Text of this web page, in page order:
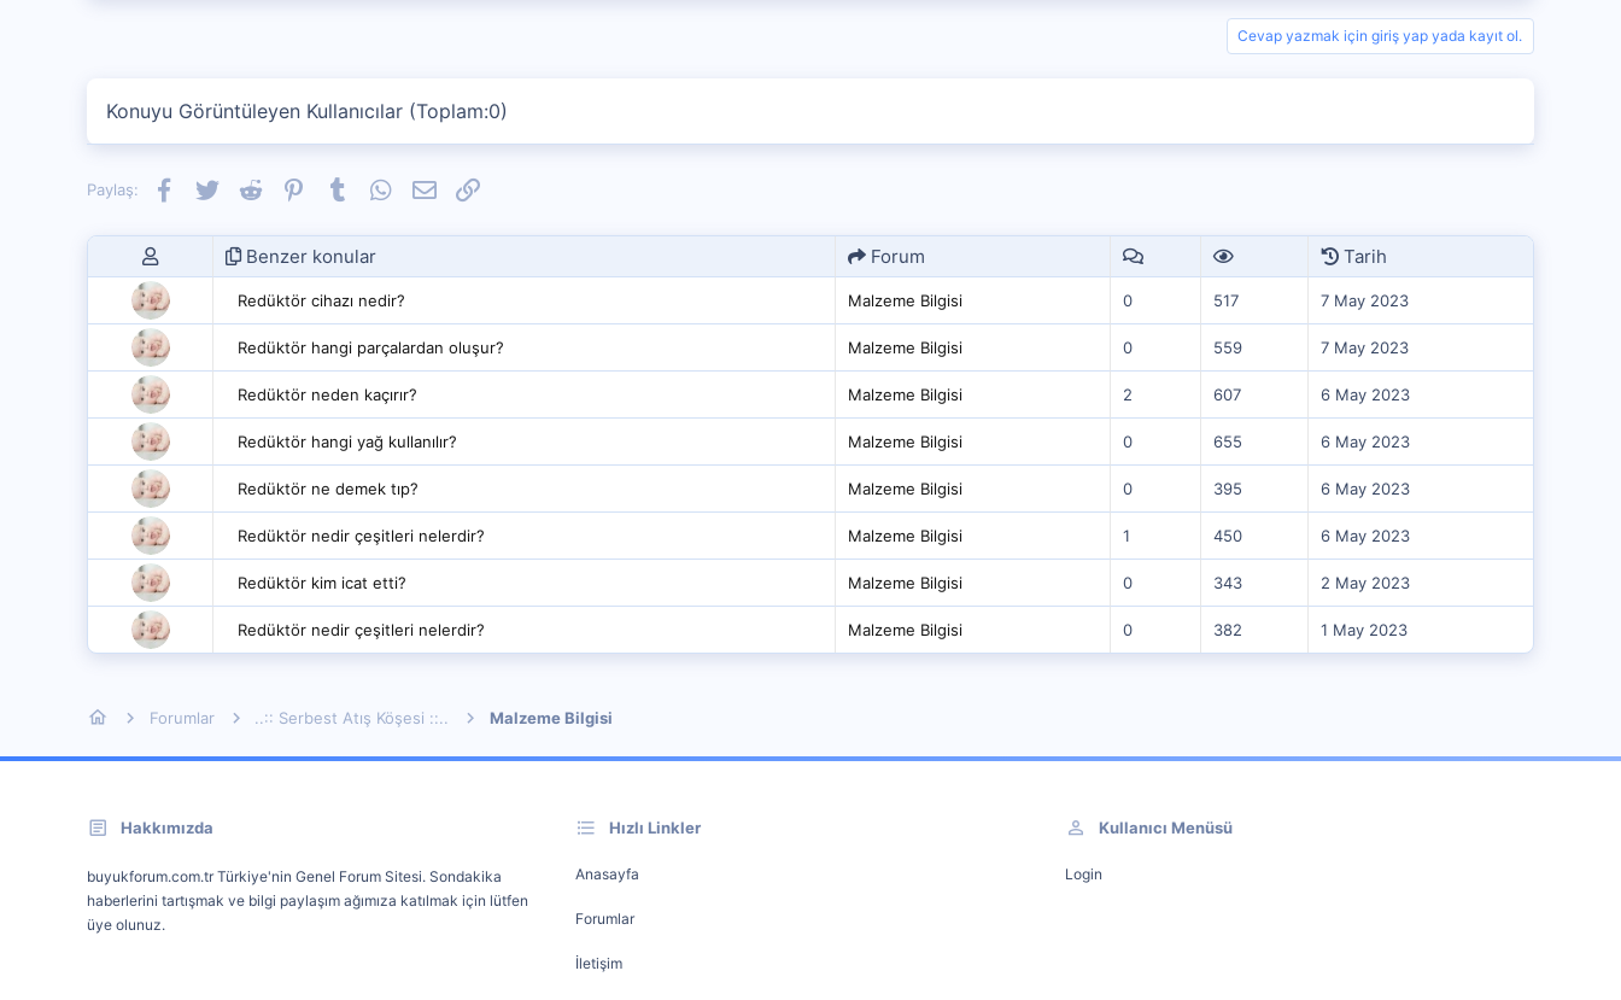
:
Cevap yazmak için giriş yap yada kayıt ol.
Konuyu Görüntüleyen Kullanıcılar (Toplam:0)
Paylaş: Facebook
TwitterReddit PinterestTumblrWhatsApp
E-postaLink
Benzer konular Forum Tarih
Redüktör cihazı nedir? Malzeme Bilgisi 0 517 7 May 2023
Redüktör hangi parçalardan oluşur? Malzeme Bilgisi 0 559 7 May 2023
Redüktör neden kaçırır? Malzeme Bilgisi 2 607 6 May 2023
Redüktör hangi yağ kullanılır? Malzeme Bilgisi 0 655 6 May 2023
Redüktör ne demek tıp? Malzeme Bilgisi 0 395 6 May 2023
Redüktör nedir çeşitleri nelerdir? Malzeme Bilgisi 1 450 6 May 2023
Redüktör kim icat etti? Malzeme Bilgisi 0 343 2 May 2023
Redüktör nedir çeşitleri nelerdir? Malzeme Bilgisi 0 382 1 May 2023
Forumlar ..:: Serbest Atış Köşesi ::.. Malzeme Bilgisi
Hakkımızda
buyukforum.com.tr Türkiye'nin Genel Forum Sitesi. Sondakika
haberlerini tartışmak ve bilgi paylaşım ağımıza katılmak için lütfen
üye olunuz.
Hızlı Linkler
Anasayfa
Forumlar
İletişim
Kullanıcı Menüsü
Login